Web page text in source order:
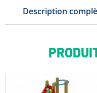
Description